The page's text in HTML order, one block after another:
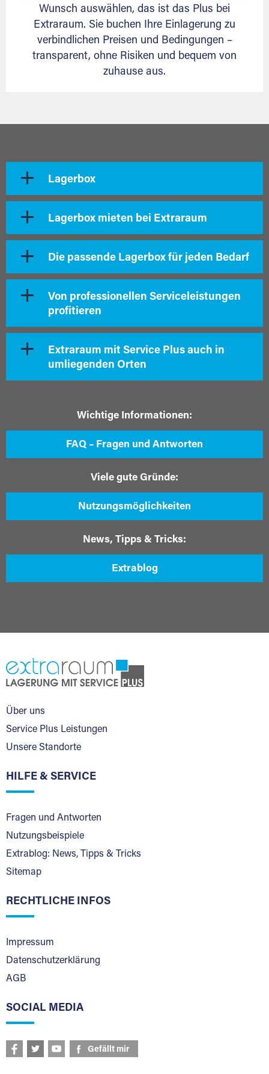
Wunsch auswählen, das ist das Plus bei
Extraraum. Sie buchen Ihre Einlagerung zu
verbindlichen Preisen und Bedingungen –
transparent, ohne Risiken und bequem von
zuhause aus.
Lagerbox
Lagerbox mieten bei Extraraum
Die passende Lagerbox für jeden Bedarf
Von professionellen Serviceleistungen
profitieren
Extraraum mit Service Plus auch in
umliegenden Orten
Wichtige Informationen:
FAQ – Fragen und Antworten
Viele gute Gründe:
Nutzungsmöglichkeiten
News, Tipps & Tricks:
Extrablog
Über uns
Service Plus Leistungen
Unsere Standorte
HILFE & SERVICE
Fragen und Antworten
Nutzungsbeispiele
Extrablog: News, Tipps & Tricks
Sitemap
RECHTLICHE INFOS
Impressum
Datenschutzerklärung
AGB
SOCIAL MEDIA
Gefällt mir